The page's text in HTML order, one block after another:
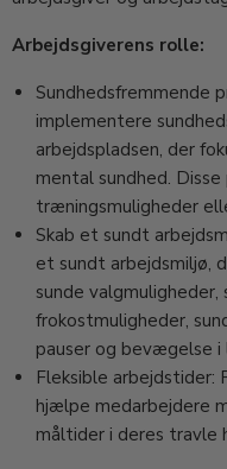
Arbejdsgiverens rolle:
Sundhedsfremmende
implementere
arbejdspladsen, der
mental sundhed.
træningsmuligheder
Skab et sundt
et sundt arbejdsmiljø,
sunde valgmuligheder,
frokostmuligheder,
pauser og bevægelse
Fleksible arbejdstider:
hjælpe medarbejdere
måltider i deres travle